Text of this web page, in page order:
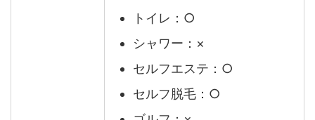
トイレ：○
シャワー：×
セルフエステ：○
セルフ脱毛：○